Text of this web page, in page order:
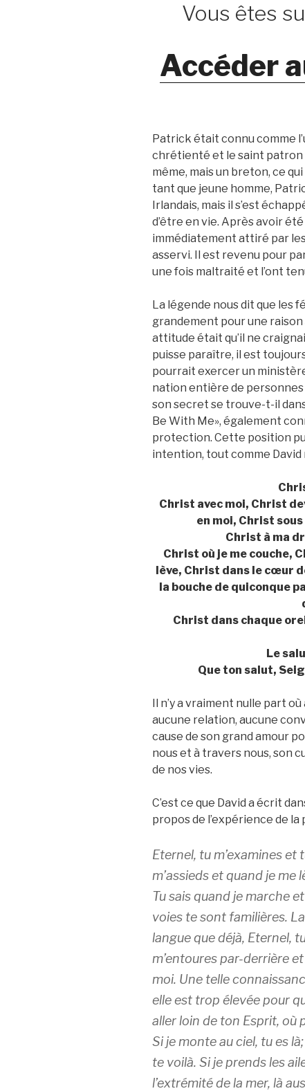
Vous êtes
Accéder
Patrick était connu comme
chrétienté et le saint patron
même, mais un breton, ce
tant que jeune homme,
Irlandais, mais il s’est
d’être en vie. Après avoir
immédiatement attiré par
asservi. Il est revenu pour
une fois maltraité et l’ont
La légende nous dit que les
grandement pour une raison
attitude était qu’il ne
puisse paraître, il est
pourrait exercer un
nation entière de
son secret se trouve-t-il
Be With Me», également
protection. Cette position
intention, tout comme David
Christ avec moi, Christ
en moi, Christ
Christ à ma
Christ où je me couche,
lève, Christ dans le cœur
la bouche de quiconque
Christ dans chaque
Le
Que ton salut,
Il n’y a vraiment nulle part
aucune relation, aucune
cause de son grand amour
nous et à travers nous, son
de nos vies.
C’est ce que David a écrit
propos de l’expérience de
Eternel, tu m’examines et
m’assieds et quand je me
Tu sais quand je marche
voies te sont familières.
langue que déjà, Eternel,
m’entoures par-derrière
moi. Une telle
elle est trop élevée pour
aller loin de ton Esprit, où
Si je monte au ciel, tu es
te voilà. Si je prends les
l’extrémité de la mer, là